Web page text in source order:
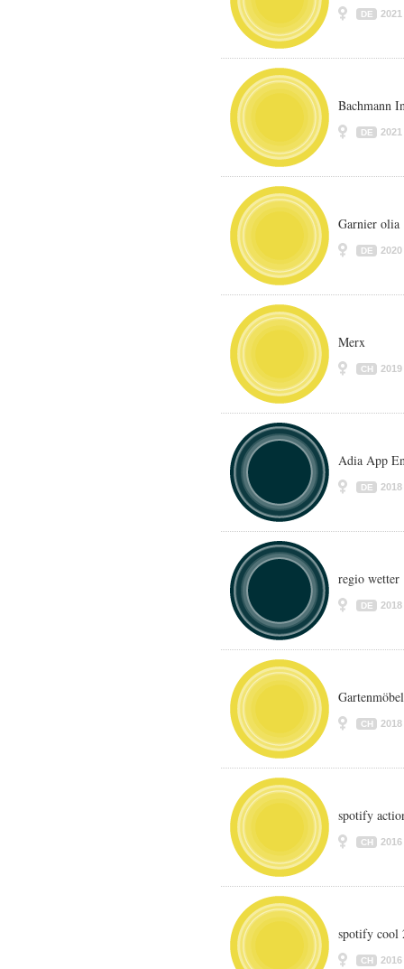
DE 2021
Bachmann
DE 2021
Garnier olia
DE 2020
Merx
CH 2019
Adia App
DE 2018
regio wetter
DE 2018
Gartenmöbel
CH 2018
spotify
CH 2016
spotify cool
CH 2016